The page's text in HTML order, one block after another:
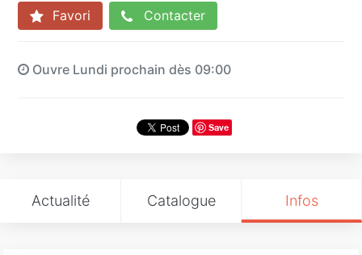
Favori Contacter
Ouvre Lundi prochain dès 09:00
Save
Actualité Catalogue Infos